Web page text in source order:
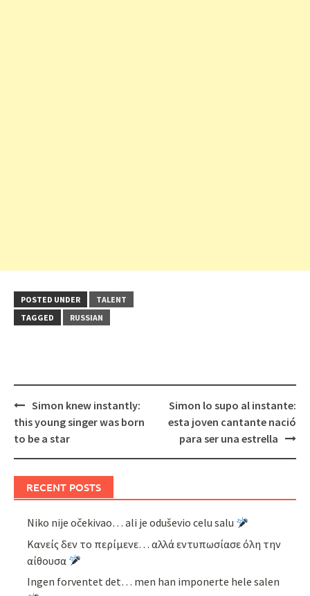
POSTED UNDER
TALENT
TAGGED
RUSSIAN
Post
navigation
Simon knew instantly:
this young singer was born
to be a star
Simon lo supo al instante:
esta joven cantante nació
para ser una estrella
RECENT POSTS
Niko nije očekivao… ali je oduševio celu salu
Κανείς δεν το περίμενε… αλλά εντυπωσίασε όλη την
αίθουσα
Ingen forventet det… men han imponerte hele salen